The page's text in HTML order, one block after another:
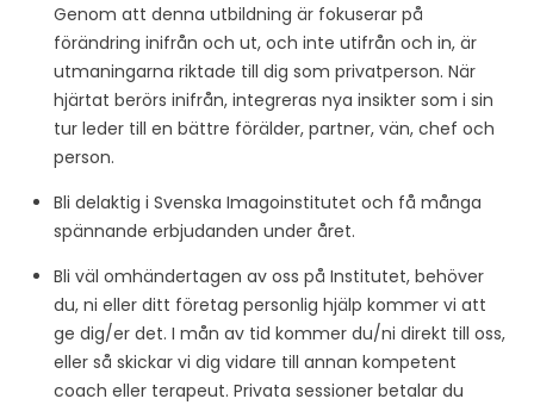
Genom att denna utbildning är fokuserar på
förändring inifrån och ut, och inte utifrån och in, är
utmaningarna riktade till dig som privatperson. När
hjärtat berörs inifrån, integreras nya insikter som i sin
tur leder till en bättre förälder, partner, vän, chef och
person.
Bli delaktig i Svenska Imagoinstitutet och få många
spännande erbjudanden under året.
Bli väl omhändertagen av oss på Institutet, behöver
du, ni eller ditt företag personlig hjälp kommer vi att
ge dig/er det. I mån av tid kommer du/ni direkt till oss,
eller så skickar vi dig vidare till annan kompetent
coach eller terapeut. Privata sessioner betalar du